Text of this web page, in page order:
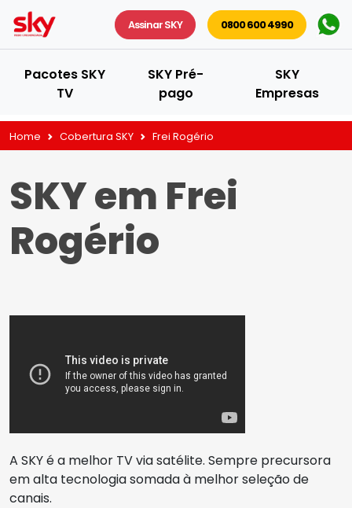
Assinar SKY 0800 600 4990
Pacotes SKY
TV
SKY Pré-
pago
SKY
Empresas
Home Cobertura SKY Frei Rogério
SKY em Frei
Rogério
A SKY é a melhor TV via satélite. Sempre precursora
em alta tecnologia somada à melhor seleção de
canais.